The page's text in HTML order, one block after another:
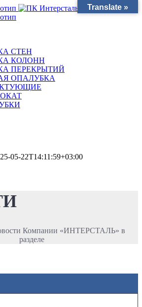
СТЕН
КОЛОНН
ПЕРЕКРЫТИЙ
ОПАЛУБКА
05-22T14:11:59+03:00
Компании «ИНТЕРСТАЛЬ» в
разделе
Translate »